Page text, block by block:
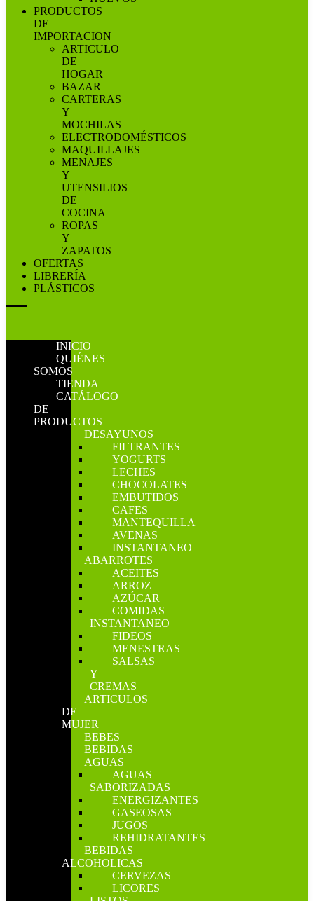
PRODUCTOS
DE
IMPORTACION
ARTICULO
DE
HOGAR
BAZAR
CARTERAS
Y
MOCHILAS
ELECTRODOMÉSTICOS
MAQUILLAJES
MENAJES
Y
UTENSILIOS
DE
COCINA
ROPAS
Y
ZAPATOS
OFERTAS
LIBRERÍA
PLÁSTICOS
INICIO
QUIÉNES
SOMOS
TIENDA
CATÁLOGO
DE
PRODUCTOS
DESAYUNOS
FILTRANTES
YOGURTS
LECHES
CHOCOLATES
EMBUTIDOS
CAFES
MANTEQUILLA
AVENAS
INSTANTANEO
ABARROTES
ACEITES
ARROZ
AZÚCAR
COMIDAS
INSTANTANEO
FIDEOS
MENESTRAS
SALSAS
Y
CREMAS
ARTICULOS
DE
MUJER
BEBES
BEBIDAS
AGUAS
AGUAS
SABORIZADAS
ENERGIZANTES
GASEOSAS
JUGOS
REHIDRATANTES
BEBIDAS
ALCOHOLICAS
CERVEZAS
LICORES